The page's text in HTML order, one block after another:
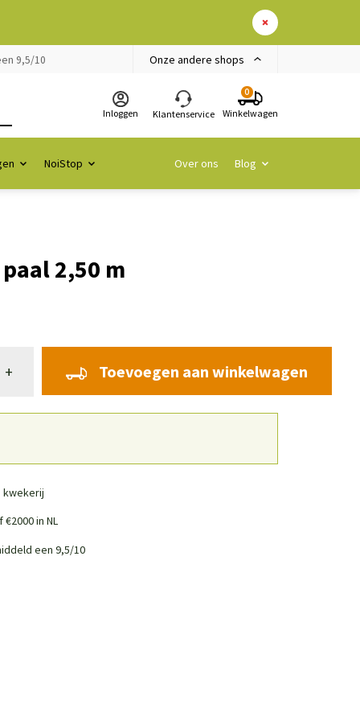
9,5/10 Onze andere shops
Inloggen Klantenservice
0
Winkelwagen
NoiStop Over ons Blog
2,50 m
+ Toevoegen aan winkelwagen
kwekerij
in NL
een 9,5/10